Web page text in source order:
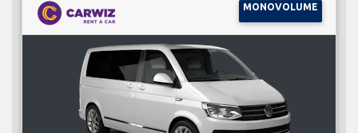
MONOVOLUME